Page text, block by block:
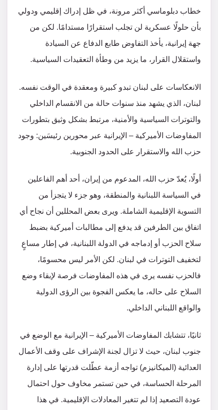
خطاب دبلوماسي أكثر مرونة، في ظل إدراك إقليمي ودولي
بأن حلولًا عسكرية لن تجلب استقرارًا مستدامًا. لكن من
جهة إيرانية، يأخذ التفاوض طابع الدفاع عن السيادة
واستقلال القرار، ما يزيد من وطأة التعقيدات السياسية.
الانعكاسات على لبنان تبدو كبيرة ومعقدة في الوقت نفسه.
لبنان، الذي يشهد منذ سنوات حالة من الانقسام الداخلي
والتوترات السياسية والأمنية، مرتبط بشكل وثيق بتطورات
المفاوضات الأميركية – الإيرانية عبر محورين رئيسَين: وجود
حزب الله والاستقرار على الحدود الجنوبية.
أولًا، يُعدّ حزب الله، المدعوم من إيران، أحد أهم الفاعلين
في السياسة اللبنانية والمنطقة، وهو جزء لا يتجزأ من
التسوية الإقليمية الشاملة. ويرى بعض المحللين أن نجاح أي
اتفاق بين الطرفين قد يدفع إلى مطالبات أميركية بضبط
سلاح الحزب أو إدماجه في الدولة اللبنانية، في إطار مساعٍ
لتخفيف التوترات في لبنان. لكن الأمر ليس محسومًا،
فالحزب نفسه يرى في هذه المفاوضات فرصة لإبقاء وضع
السلاح على حاله، ما يعكس الفجوة بين الرؤى الدولية
والواقع اللبناني الداخلي.
ثانيًا، تتشابك المفاوضات الأميركية – الإيرانية مع الوضع في
جنوب لبنان، حيث لا تزال لجنة الإشراف على وقف الأعمال
العدائية (الميكانيزم) تواجه أزمة عطّلت قدرتها على إدارة
المرحلة الحساسة، في حين تستمر مخاوف حول احتمال
عودة التصعيد إذا لم تتغير المعادلات الإقليمية. في هذا